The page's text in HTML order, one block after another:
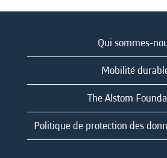
Qui sommes-
Mobilité
The Alstom
Politique de protection des